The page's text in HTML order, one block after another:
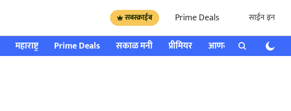
सबस्क्राईब Prime Deals साईन इन
महाराष्ट्र Prime Deals सकाळ मनी प्रीमियर आणखी राशी भविष्य